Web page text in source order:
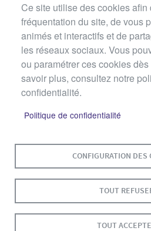
Ce site utilise des cookies afin
fréquentation du site, de vous
animés et interactifs et de
les réseaux sociaux. Vous
ou paramétrer ces cookies
savoir plus, consultez notre
confidentialité.
Politique de confidentialité
CONFIGURATION DES
TOUT
TOUT
PIED
PAGE
DONNÉES
ACCESSIBILITÉ : NON